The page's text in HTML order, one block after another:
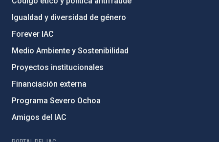
Igualdad y diversidad de género
Forever IAC
Medio Ambiente y Sostenibilidad
Proyectos institucionales
Financiación externa
Programa Severo Ochoa
Amigos del IAC